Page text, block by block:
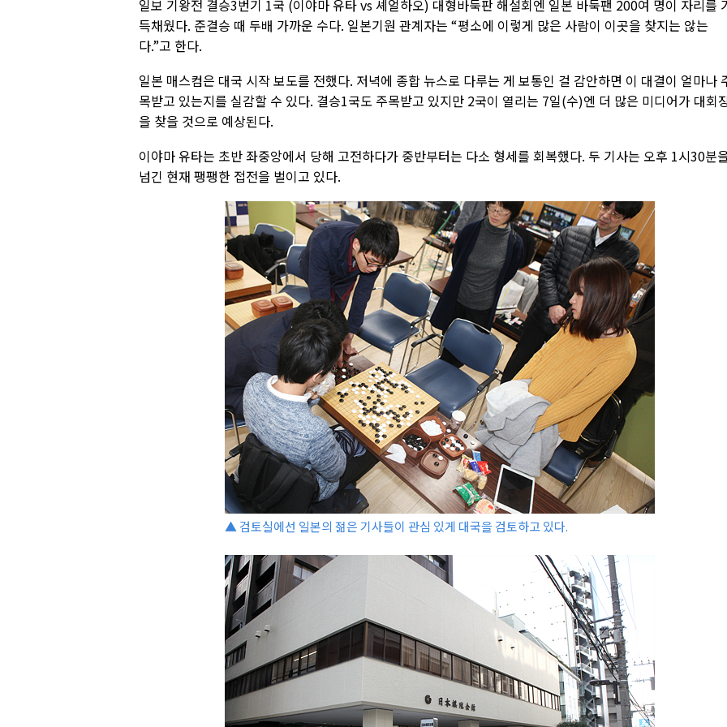
일보 기왕전 결승3번기 1국 (이야마 유타 vs 셰얼하오) 대형바둑판 해설회엔 일본 바둑팬 200여 명이 자리를
득채웠다. 준결승 때 두배 가까운 수다. 일본기원 관계자는 “평소에 이렇게 많은 사람이 이곳을 찾지는 않는
다.”고 한다.
일본 매스컴은 대국 시작 보도를 전했다. 저녁에 종합 뉴스로 다루는 게 보통인 걸 감안하면 이 대결이 얼마나
목받고 있는지를 실감할 수 있다. 결승1국도 주목받고 있지만 2국이 열리는 7일(수)엔 더 많은 미디어가 대회
을 찾을 것으로 예상된다.
이야마 유타는 초반 좌중앙에서 당해 고전하다가 중반부터는 다소 형세를 회복했다. 두 기사는 오후 1시30분
넘긴 현재 팽팽한 접전을 벌이고 있다.
▲ 검토실에선 일본의 젊은 기사들이 관심 있게 대국을 검토하고 있다.